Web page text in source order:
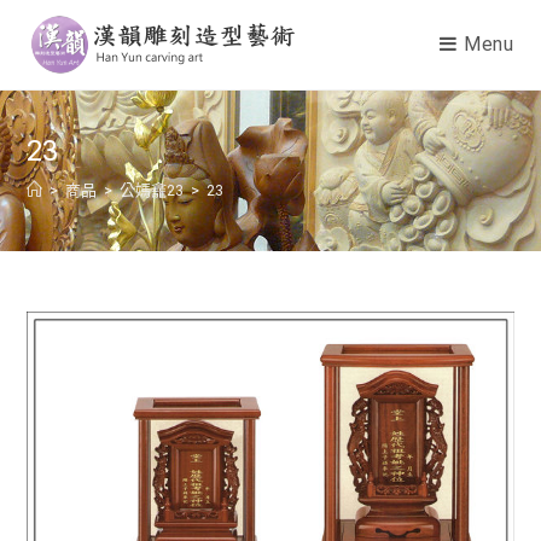
Menu
23
> 商品 > 公媽龕23 > 23